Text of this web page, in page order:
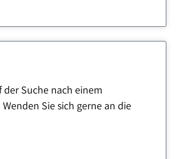
der Suche nach einem
Sie sich gerne an die